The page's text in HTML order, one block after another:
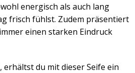
energisch als auch lang
frisch fühlst. Zudem präsentiert
einen starken Eindruck
du mit dieser Seife ein